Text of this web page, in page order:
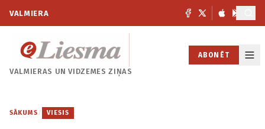
VALMIERA
VALMIERAS UNVIDZEMES ZIŅAS
ABONĒT
SĀKUMS / VIESIS